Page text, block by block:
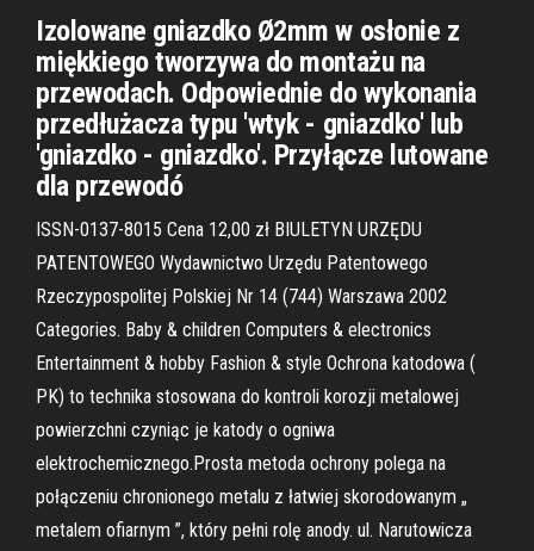
Izolowane gniazdko Ø2mm w osłonie z
miękkiego tworzywa do montażu na
przewodach. Odpowiednie do wykonania
przedłużacza typu 'wtyk - gniazdko' lub
'gniazdko - gniazdko'. Przyłącze lutowane
dla przewodó
ISSN-0137-8015 Cena 12,00 zł BIULETYN URZĘDU
PATENTOWEGO Wydawnictwo Urzędu Patentowego
Rzeczypospolitej Polskiej Nr 14 (744) Warszawa 2002
Categories. Baby & children Computers & electronics
Entertainment & hobby Fashion & style Ochrona katodowa (
PK) to technika stosowana do kontroli korozji metalowej
powierzchni czyniąc je katody o ogniwa
elektrochemicznego.Prosta metoda ochrony polega na
połączeniu chronionego metalu z łatwiej skorodowanym „
metalem ofiarnym ”, który pełni rolę anody. ul. Narutowicza